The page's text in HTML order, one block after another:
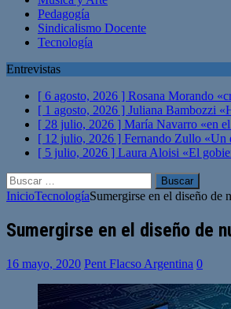
Pedagogía
Sindicalismo Docente
Tecnología
Entrevistas
[ 6 agosto, 2026 ] Rosana Morando
[ 1 agosto, 2026 ] Juliana Bambozzi
[ 28 julio, 2026 ] María Navarro «en
[ 12 julio, 2026 ] Fernando Zullo «Un
[ 5 julio, 2026 ] Laura Aloisi «El
Buscar:
InicioTecnologíaSumergirse en el diseño de
Sumergirse en el diseño de
16 mayo, 2020 Pent Flacso Argentina 0